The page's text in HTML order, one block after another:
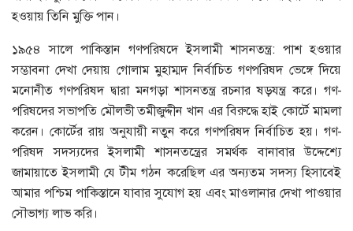
হওয়ায় তিনি মুক্তি পান।
১৯৫৪ সালে পাকিস্তান গণপরিষদে ইসলামী শাসনতন্ত্র: পাশ হওয়ার
সম্ভাবনা দেখা দেয়ায় গোলাম মুহাম্মদ নির্বাচিত গণপরিষদ ভেঙ্গে দিয়ে
মনোনীত গণপরিষদ দ্বারা মনগড়া শাসনতন্ত্র রচনার ষড়যন্ত্র করে। গণ-
পরিষদের সভাপতি মৌলভী তমীজুদ্দীন খান এর বিরুদ্ধে হাই কোর্টে মামলা
করেন। কোর্টের রায় অনুযায়ী নতুন করে গণপরিষদ নির্বাচিত হয়। গণ-
পরিষদ সদস্যদের ইসলামী শাসনতন্ত্রের সমর্থক বানাবার উদ্দেশ্যে
জামায়াতে ইসলামী যে টীম গঠন করেছিল এর অন্যতম সদস্য হিসাবেই
আমার পশ্চিম পাকিস্তানে যাবার সুযোগ হয় এবং মাওলানার দেখা পাওয়ার
সৌভাগ্য লাভ করি।